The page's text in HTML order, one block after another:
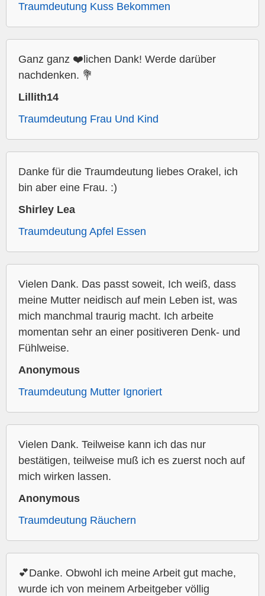
Traumdeutung Kuss Bekommen
Ganz ganz ❤️lichen Dank! Werde darüber
nachdenken. 💐
Lillith14
Traumdeutung Frau Und Kind
Danke für die Traumdeutung liebes Orakel, ich
bin aber eine Frau. :)
Shirley Lea
Traumdeutung Apfel Essen
Vielen Dank. Das passt soweit, Ich weiß, dass
meine Mutter neidisch auf mein Leben ist, was
mich manchmal traurig macht. Ich arbeite
momentan sehr an einer positiveren Denk- und
Fühlweise.
Anonymous
Traumdeutung Mutter Ignoriert
Vielen Dank. Teilweise kann ich das nur
bestätigen, teilweise muß ich es zuerst noch auf
mich wirken lassen.
Anonymous
Traumdeutung Räuchern
💕Danke. Obwohl ich meine Arbeit gut mache,
wurde ich von meinem Arbeitgeber völlig